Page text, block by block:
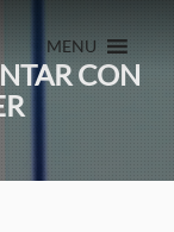
MENU
CON